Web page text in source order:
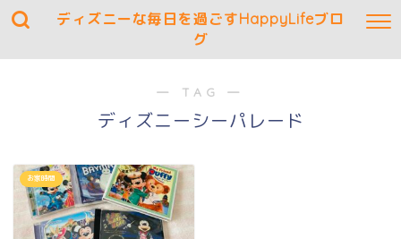
ディズニーな毎日を過ごすHappyLifeブロ
グ
― TAG ―
ディズニーシーパレード
お家時間